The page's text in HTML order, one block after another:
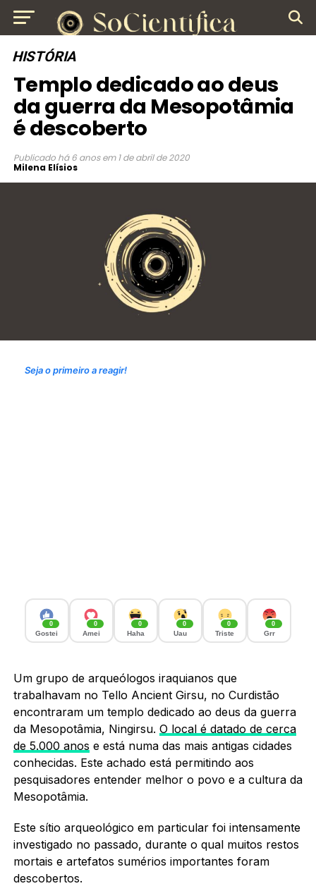
HISTÓRIA
Templo dedicado ao deus
da guerra da Mesopotâmia
é descoberto
Publicado há 6 anos em 1 de abril de 2020
Milena Elísios
Seja o primeiro a reagir!
0
Gostei
0
Amei
0
Haha
0
Uau
0
Triste
0
Grr
Um grupo de arqueólogos iraquianos que
trabalhavam no Tello Ancient Girsu, no Curdistão
encontraram um templo dedicado ao deus da guerra
da Mesopotâmia, Ningirsu. O local é datado de cerca
de 5.000 anos e está numa das mais antigas cidades
conhecidas. Este achado está permitindo aos
pesquisadores entender melhor o povo e a cultura da
Mesopotâmia.
Este sítio arqueológico em particular foi intensamente
investigado no passado, durante o qual muitos restos
mortais e artefatos sumérios importantes foram
descobertos.